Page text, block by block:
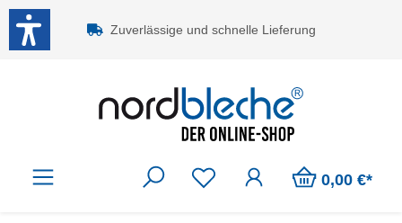
Zum Hauptinhalt springen
Zuverlässige und schnelle Lieferung
0,00 €*